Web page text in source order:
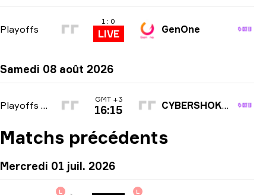
Playoffs
1 : 0
LIVE GenOne
Samedi 08 août 2026
Playoffs bo3
GMT +3
16:15 CYBERSHOKE Esports
Matchs précédents
Mercredi 01 juil. 2026
L L